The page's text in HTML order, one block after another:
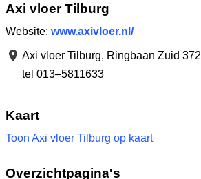
Axi vloer Tilburg
Website: www.axivloer.nl/
Axi vloer Tilburg, Ringbaan Zuid 372
tel 013–5811633
Kaart
Toon Axi vloer Tilburg op kaart
Overzichtpagina's